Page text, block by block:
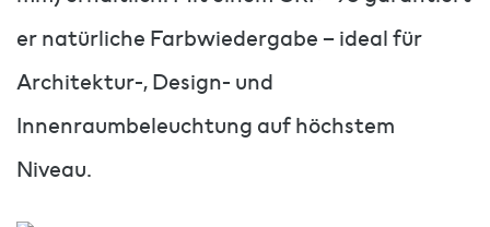
er natürliche Farbwiedergabe – ideal für
Architektur-, Design- und
Innenraumbeleuchtung auf höchstem
Niveau.